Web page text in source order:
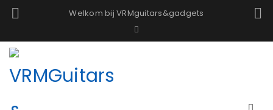
Welkom bij VRMguitars&gadgets